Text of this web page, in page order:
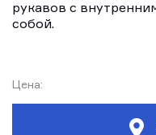
рукавов с
собой.
Цена: